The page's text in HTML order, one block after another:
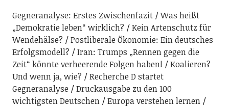
Gegneranalyse: Erstes Zwischenfazit
Was heißt
„Demokratie leben“ wirklich?
Kein Artenschutz für
Wendehälse?
Postliberale Ökonomie: Ein deutsches
Erfolgsmodell?
Iran: Trumps „Rennen gegen die
Zeit“ könnte verheerende Folgen haben!
Koalieren?
Und wenn ja, wie?
Recherche D startet
Gegneranalyse
Druckausgabe zu den 100
wichtigsten Deutschen
Europa verstehen lernen